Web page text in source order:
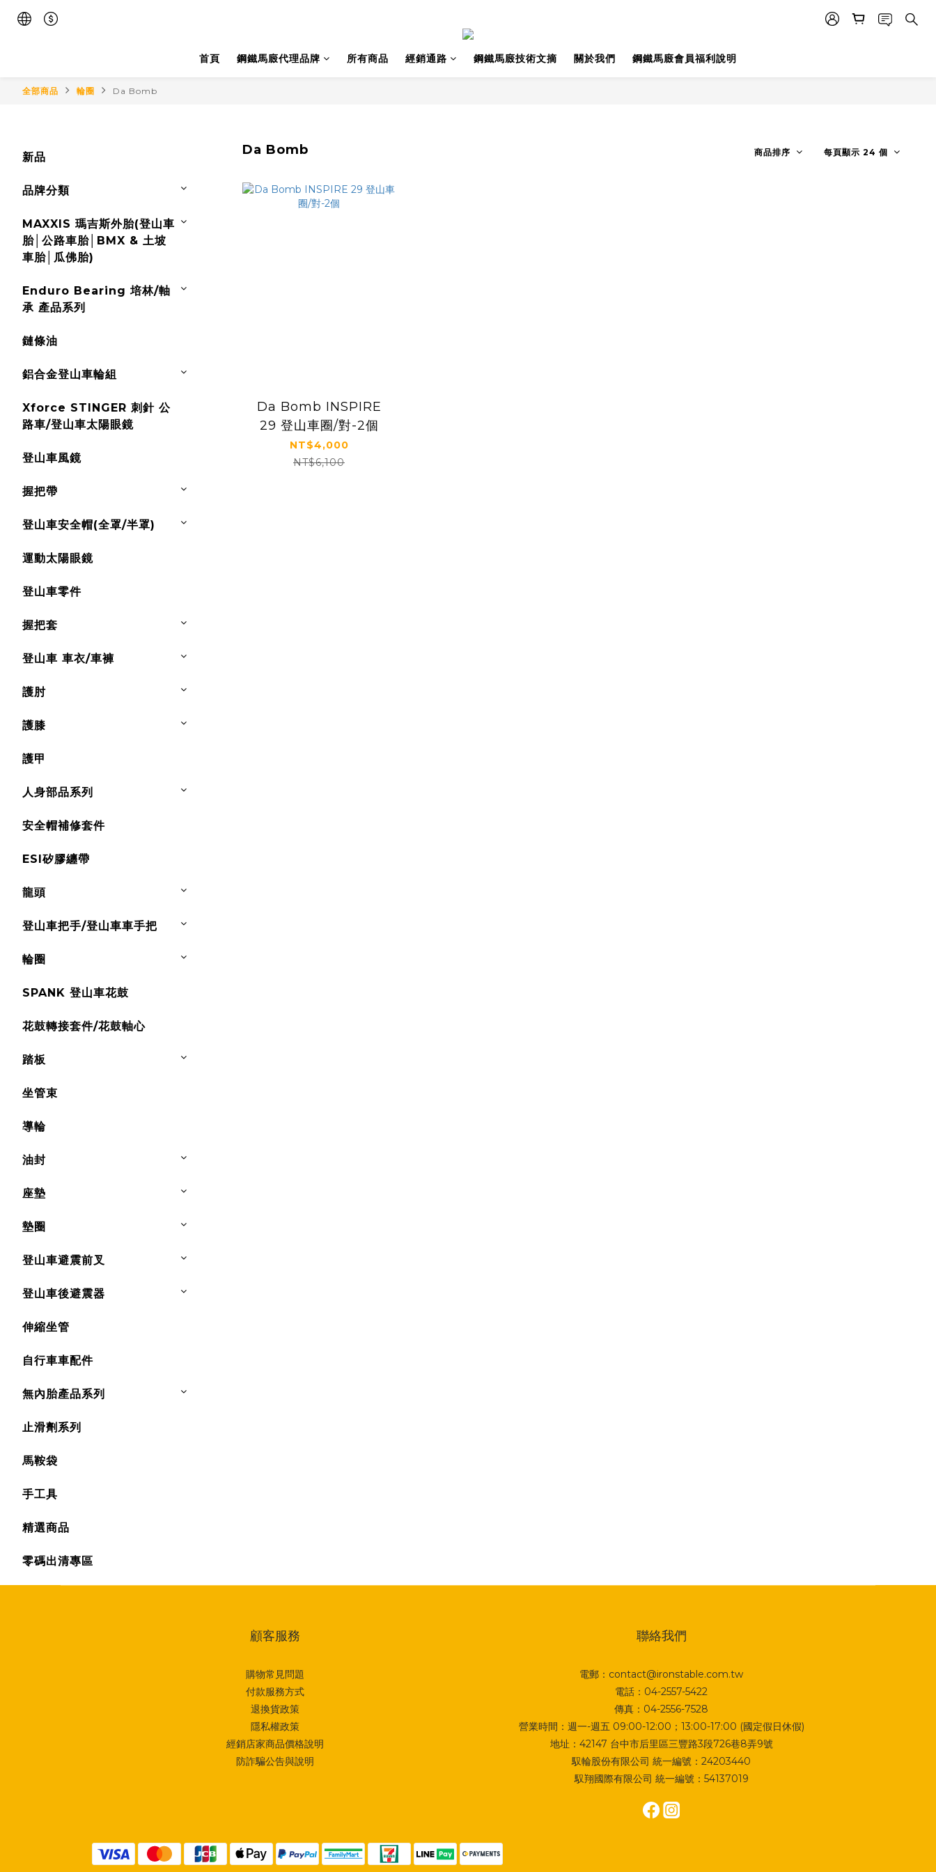
首頁 鋼鐵馬廄代理品牌 所有商品 經銷通路 鋼鐵馬廄技術文摘 關於我們 鋼鐵馬廄會員福利說明
全部商品 輪圈 Da Bomb
新品
品牌分類
MAXXIS 瑪吉斯外胎(登山車
胎│公路車胎│BMX & 土坡
車胎│瓜佛胎)
Enduro Bearing 培林/軸
承 產品系列
鏈條油
鋁合金登山車輪組
Xforce STINGER 刺針 公
路車/登山車太陽眼鏡
登山車風鏡
握把帶
登山車安全帽(全罩/半罩)
運動太陽眼鏡
登山車零件
握把套
登山車 車衣/車褲
護肘
護膝
護甲
人身部品系列
安全帽補修套件
ESI矽膠纏帶
龍頭
登山車把手/登山車車手把
輪圈
SPANK 登山車花鼓
花鼓轉接套件/花鼓軸心
踏板
坐管束
導輪
油封
座墊
墊圈
登山車避震前叉
登山車後避震器
伸縮坐管
自行車車配件
無內胎產品系列
止滑劑系列
馬鞍袋
手工具
精選商品
零碼出清專區
Da Bomb 商品排序 每頁顯示 24 個
Da Bomb INSPIRE
29 登山車圈/對-2個
NT$4,000
NT$6,100
顧客服務
購物常見問題
付款服務方式
退換貨政策
隱私權政策
經銷店家商品價格說明
防詐騙公告與說明
聯絡我們
電郵：contact@ironstable.com.tw
電話：04-2557-5422
傳真：04-2556-7528
營業時間：週一-週五 09:00-12:00；13:00-17:00 (國定假日休假)
地址： 42147 台中市后里區三豐路3段726巷8弄9號
馭輪股份有限公司 統一編號：24203440
馭翔國際有限公司 統一編號：54137019